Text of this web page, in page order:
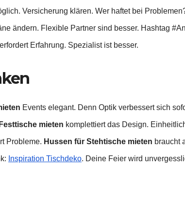
Versicherung klären. Wer haftet bei
ändern. Flexible Partner sind besser. Hashtag
erfordert Erfahrung. Spezialist ist besser.
Events elegant. Denn Optik verbessert sich
mieten komplettiert das Design.
Probleme. Hussen für Stehtische mieten braucht
Inspiration Tischdeko. Deine Feier wird